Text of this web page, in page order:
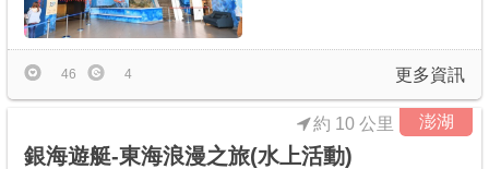
更多資訊
46 4
澎湖
銀海遊艇-東海浪漫之旅(水上活動)
約 10 公里